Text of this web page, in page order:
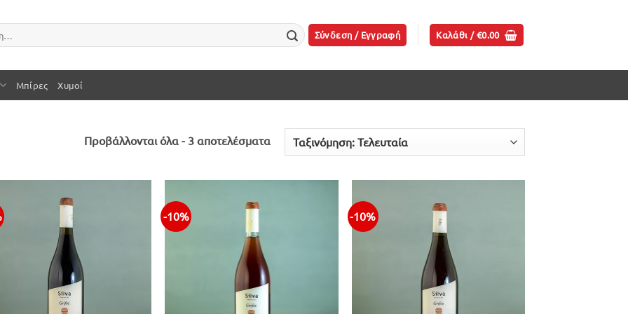
Σύνδεση / Εγγραφή Καλάθι /€0.00
Μπίρες Χυμοί
Προβάλλονται όλα - 3 αποτελέσματαSorted
-10% -10%